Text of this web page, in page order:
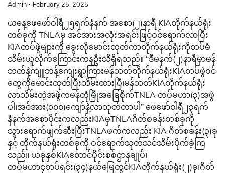
Admin February 25, 2025
ယနေ့ဖေဖော်ဝါရီ၂၅ရက်နံနက် အစော(၂)နာရီ KIAတိုက်နယ်ရုံး
တစ်ခုကို TNLAမှ အင်အားအလုံးအရင်းဖြင့်ဝင်ရောက်လာပြီး
KIAတပ်ဖွဲများကို ခွေးလိုမောင်းထုတ်ကာတိုက်နယ်ရုံးကိုထပ်မံ
သိမ်းယူလိုက်ကြောင်းကနဦးသိရှိရသည်။ “ဒီမနက်(၂)နာရီမှာမန်
ဘတ်နဲ့ကျူဘန့်ကျေးရွာကြားမန်ဘတ်တိုက်နယ်ရုံးKIAတပ်ဖွဲဝင်
တွေကိုမောင်းထုတ်ပြီးသိမ်းထားပြီ၊မန်ဘတ်KIAတိုက်နယ်ရုံး
လာသိမ်းတဲ့အဖွဲကမန်တုံမြိုအခြေစိုက်TNLA တပ်မဟာ(၃)အဖွဲ
ပါ၊အင်အား(၁၀၀)ကျော်နဲ့လာသုတ်တာပါ” ဖေဖော်ဝါရီ၂၃ရက်
နံနက်အစောပိုင်းကလည်းKIAမှTNLAဂိတ်စခန်းတစ်ခုကို
သွားရောက်ဖျက်ဆီးပြီးTNLAဖက်ကလည်း KIA ဂိတ်စခန်း(၃)ခု
နှင့် တိုက်နယ်ရုံးတစ်ခုကို ဝင်ရောက်သုတ်သင်သိမ်းပိုက်ခဲ့ကြ
သည်။ ယခုနှစ်KIAတောင်ပိုင်းစစ်ဌာနချုပ်၊
တပ်မဟာ၄တပ်ရင်း(၃၄)နယ်မြေတွင်KIAတိုက်နယ်ရုံး(၂)ခု၊ဂိတ်